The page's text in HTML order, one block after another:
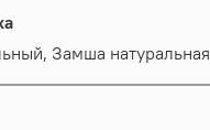
Замша натуральная